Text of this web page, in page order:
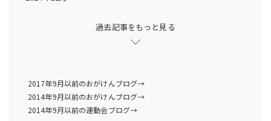
過去記事をもっと見る
2017年9月以前のおがけんブログ→
2014年9月以前のおがけんブログ→
2014年9月以前の運動会ブログ→